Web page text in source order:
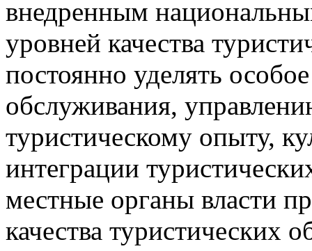
внедренным
уровней качества
постоянно уделять
обслуживания,
туристическому опыту,
интеграции
местные органы власти
качества туристических